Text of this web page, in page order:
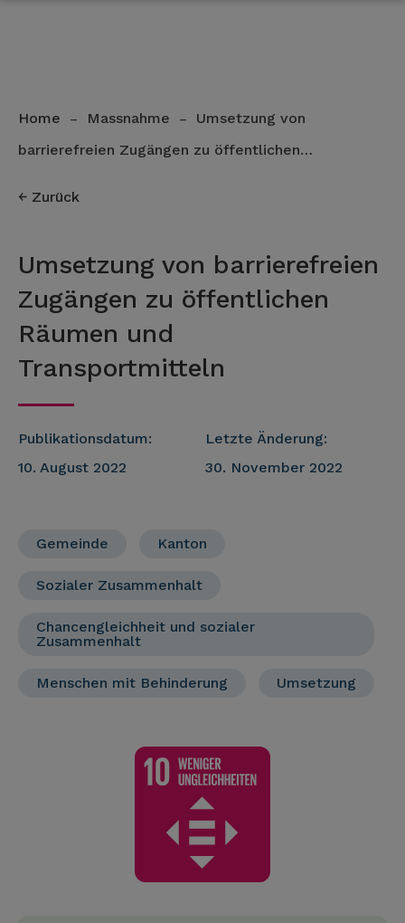
Home – Massnahme –
Umsetzung von
barrierefreien Zugängen zu öffentlichen…
Zurück
Umsetzung von barrierefreien
Zugängen zu öffentlichen
Räumen und
Transportmitteln
Publikationsdatum:
10. August 2022
Letzte Änderung:
30. November 2022
Gemeinde Kanton
Sozialer Zusammenhalt
Chancengleichheit und sozialer
Zusammenhalt
Menschen mit Behinderung Umsetzung